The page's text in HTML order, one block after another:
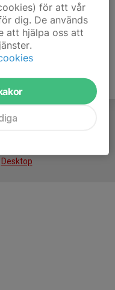
Desktop
för att vår
dig. De används
att hjälpa oss att